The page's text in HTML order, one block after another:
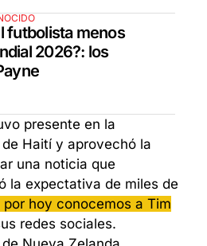
futbolista menos
2026?: los
presente en la
Haití y aprovechó la
una noticia que
la expectativa de miles de
por hoy conocemos a Tim
redes sociales.